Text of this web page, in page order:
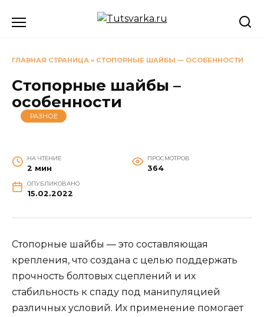
ГЛАВНАЯ СТРАНИЦА » СТОПОРНЫЕ ШАЙБЫ — ОСОБЕННОСТИ
Стопорные шайбы –
особенности
РАЗНОЕ
НА ЧТЕНИЕ
2 мин
ПРОСМОТРОВ
364
ОПУБЛИКОВАНО
15.02.2022
Стопорные шайбы — это составляющая
крепления, что создана с целью поддержать
прочность болтовых сцеплений и их
стабильность к спаду под манипуляцией
различных условий. Их применение помогает